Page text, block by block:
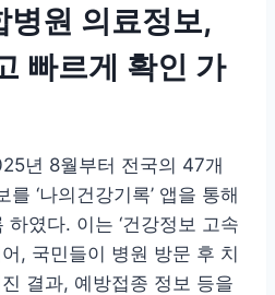
병원 의료정보,
빠르게 확인 가
년 8월부터 전국의 47개
‘나의건강기록’ 앱을 통해
였다. 이는 ‘건강정보 고속
, 국민들이 병원 방문 후 치
결과, 예방접종 정보 등을